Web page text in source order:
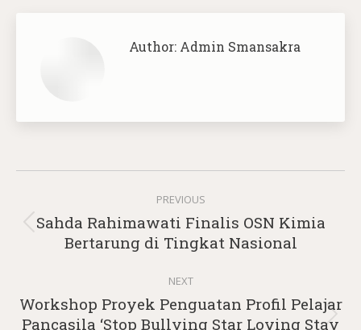
Author: Admin Smansakra
navigation
PREVIOUS
Previous
post:
Sahda Rahimawati Finalis OSN Kimia
Bertarung di Tingkat Nasional
NEXT
Next
Workshop Proyek Penguatan Profil Pelajar
Pancasila ‘Stop Bullying Star Loving Stay